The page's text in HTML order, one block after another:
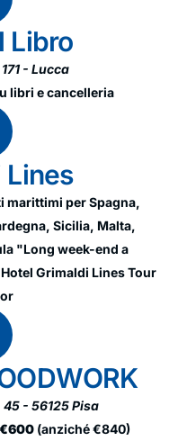
Libro
- Lucca
libri e cancelleria
Lines
marittimi per Spagna,
Sicilia, Malta,
"Long week-end a
Grimaldi Lines Tour
- 56125 Pisa
(anziché €840)